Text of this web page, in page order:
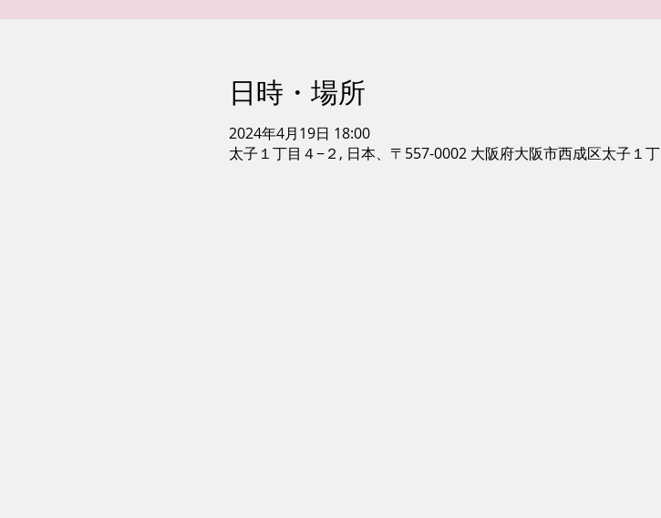
日時・場所
2024年4月19日 18:00
太子１丁目４−２, 日本、〒557-0002 大阪府大阪市西成区太子１